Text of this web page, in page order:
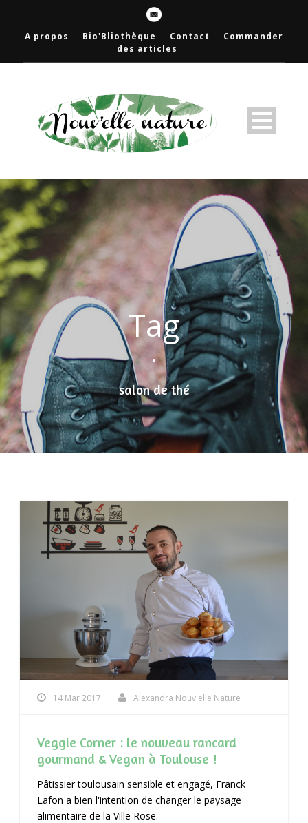
A propos Bio'Bliothèque Contact
Commander
des articles
Tag
•
salon de thé
14 Mar 2017 Alexandra Nouv'elle Nature
Veggie Corner : le nouveau rancard
gourmand & Vegan à Toulouse !
Pâtissier toulousain sensible et engagé, Franck
Lafon a bien l'intention de changer le paysage
alimentaire de la Ville Rose.